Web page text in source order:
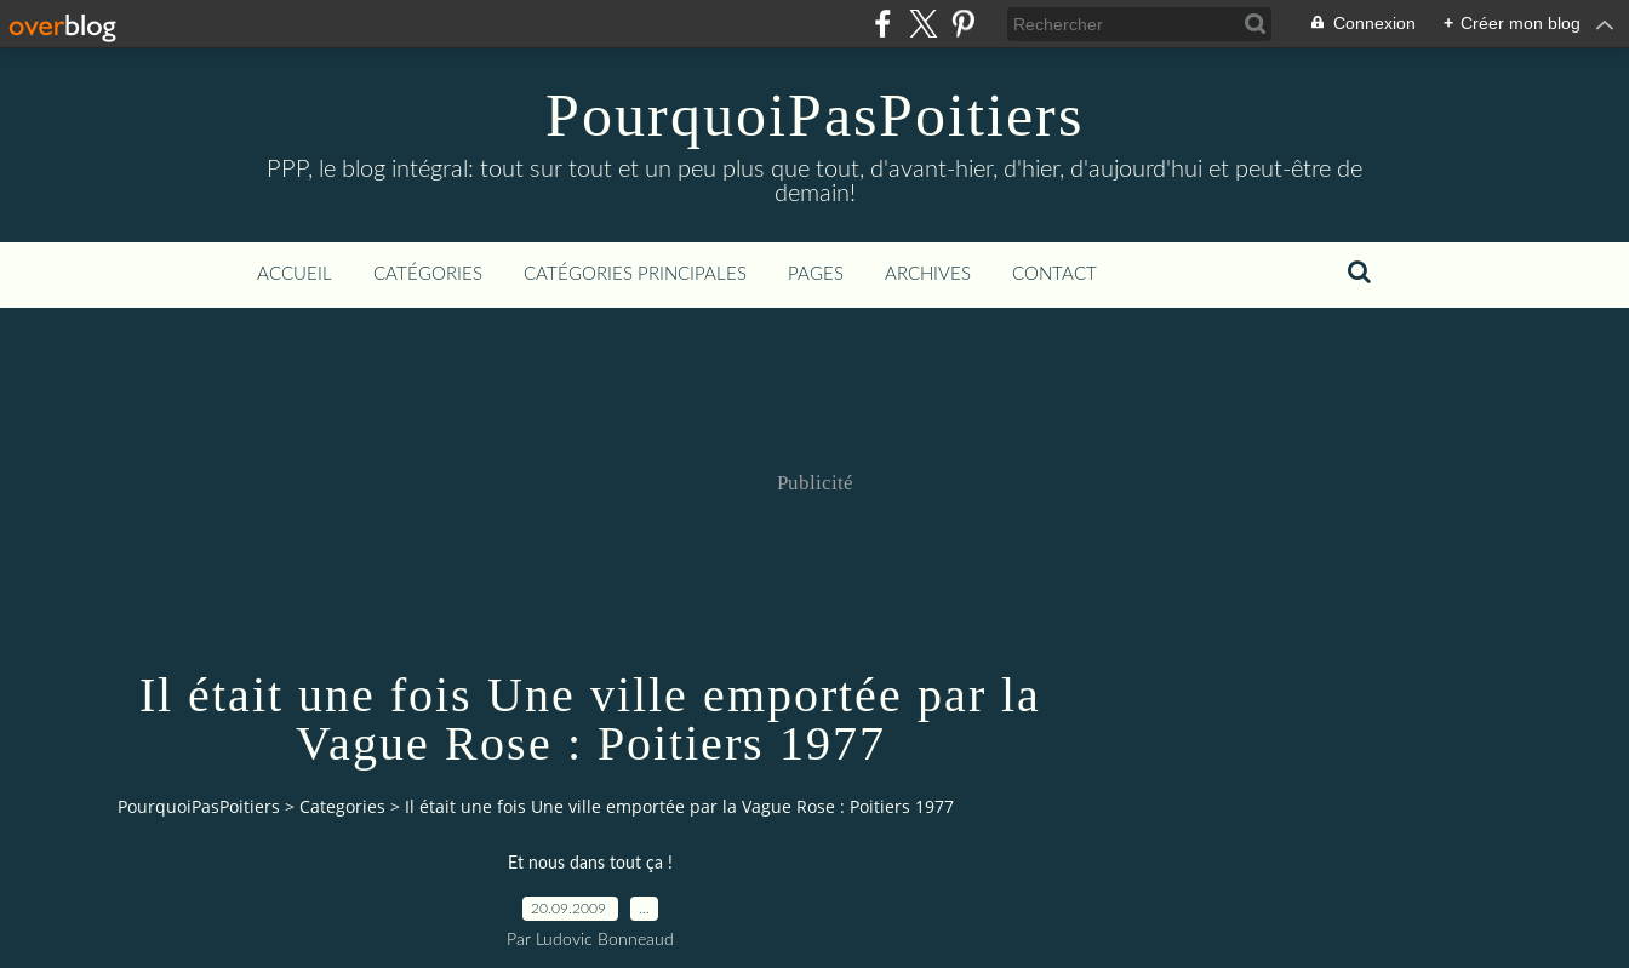
Connexion + Créer mon blog
PourquoiPasPoitiers
PPP, le blog intégral: tout sur tout et un peu plus que tout, d'avant-hier, d'hier, d'aujourd'hui et peut-être de
demain!
ACCUEIL CATÉGORIES CATÉGORIES PRINCIPALES PAGES ARCHIVES CONTACT
Publicité
Il était une fois Une ville emportée par la
Vague Rose : Poitiers 1977
PourquoiPasPoitiers > Categories > Il était une fois Une ville emportée par la Vague Rose : Poitiers 1977
Et nous dans tout ça !
20.09.2009
Par Ludovic Bonneaud